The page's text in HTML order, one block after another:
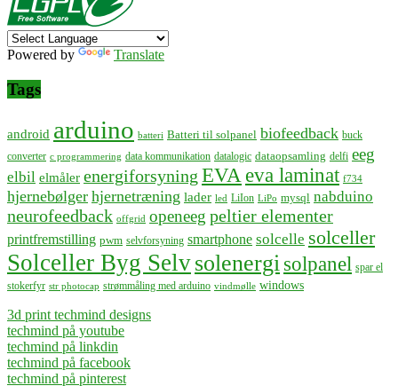
Powered by Translate
Tags
android arduino batteri Batteri til solpanel biofeedback buck
converter c programmering data kommunikation datalogic dataopsamling delfi eeg
elbil elmåler energiforsyning EVA eva laminat f734
hjernebølger hjernetræning lader led LiIon LiPo mysql nabduino
neurofeedback offgrid openeeg peltier elementer
printfremstilling pwm selvforsyning smartphone solcelle solceller
Solceller Byg Selvsolenergisolpanel spar el
stokerfyr str photocap strømmåling med arduino vindmølle windows
3d print techmind designs
techmind på youtube
techmind på linkdin
techmind på facebook
techmind på pinterest